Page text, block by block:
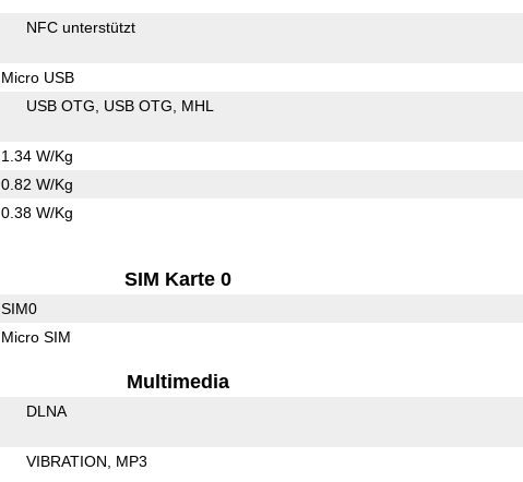
NFC unterstützt
Micro USB
USB OTG USB OTG MHL
1.34 W/Kg
0.82 W/Kg
0.38 W/Kg
SIM Karte 0
SIM0
Micro SIM
Multimedia
DLNA
VIBRATION MP3